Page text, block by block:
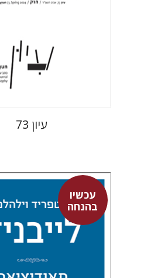
הנחת אתר ספר מודפס
$31
$28
עיון 73
עכשיו
בהנחה
גוטפריד וילהלם לייבניץ
אלחנן יקירה